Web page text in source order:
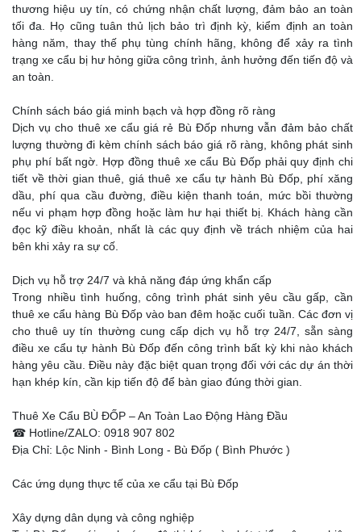
thương hiệu uy tín, có chứng nhận chất lượng, đảm bảo an toàn
tối đa. Họ cũng tuân thủ lịch bảo trì định kỳ, kiểm định an toàn
hàng năm, thay thế phụ tùng chính hãng, không để xảy ra tình
trạng xe cẩu bị hư hỏng giữa công trình, ảnh hưởng đến tiến độ và
an toàn.
Chính sách báo giá minh bạch và hợp đồng rõ ràng
Dịch vụ cho thuê xe cẩu giá rẻ Bù Đốp nhưng vẫn đảm bảo chất
lượng thường đi kèm chính sách báo giá rõ ràng, không phát sinh
phụ phí bất ngờ. Hợp đồng thuê xe cẩu Bù Đốp phải quy định chi
tiết về thời gian thuê, giá thuê xe cẩu tự hành Bù Đốp, phí xăng
dầu, phí qua cầu đường, điều kiện thanh toán, mức bồi thường
nếu vi phạm hợp đồng hoặc làm hư hại thiết bị. Khách hàng cần
đọc kỹ điều khoản, nhất là các quy định về trách nhiệm của hai
bên khi xảy ra sự cố.
Dịch vụ hỗ trợ 24/7 và khả năng đáp ứng khẩn cấp
Trong nhiều tình huống, công trình phát sinh yêu cầu gấp, cần
thuê xe cẩu hàng Bù Đốp vào ban đêm hoặc cuối tuần. Các đơn vị
cho thuê uy tín thường cung cấp dịch vụ hỗ trợ 24/7, sẵn sàng
điều xe cẩu tự hành Bù Đốp đến công trình bất kỳ khi nào khách
hàng yêu cầu. Điều này đặc biệt quan trọng đối với các dự án thời
hạn khép kín, cần kịp tiến độ để bàn giao đúng thời gian.
Thuê Xe Cẩu BÙ ĐỐP – An Toàn Lao Động Hàng Đầu
☎ Hotline/ZALO: 0918 907 802
Địa Chỉ: Lộc Ninh - Bình Long - Bù Đốp ( Bình Phước )
Các ứng dụng thực tế của xe cẩu tại Bù Đốp
Xây dựng dân dụng và công nghiệp